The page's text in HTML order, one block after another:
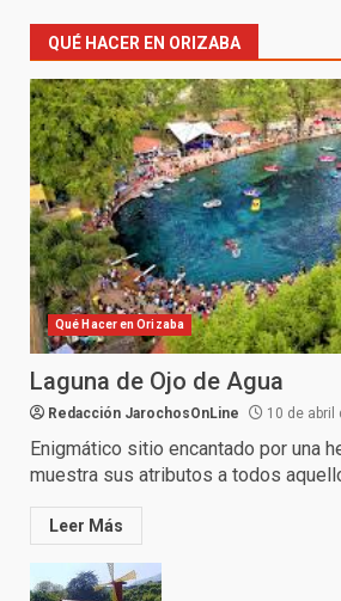
QUÉ HACER EN ORIZABA
Qué Hacer en Orizaba
Laguna de Ojo de Agua
Redacción JarochosOnLine 10 de abril
Enigmático sitio encantado por una
muestra sus atributos a todos
Leer Más